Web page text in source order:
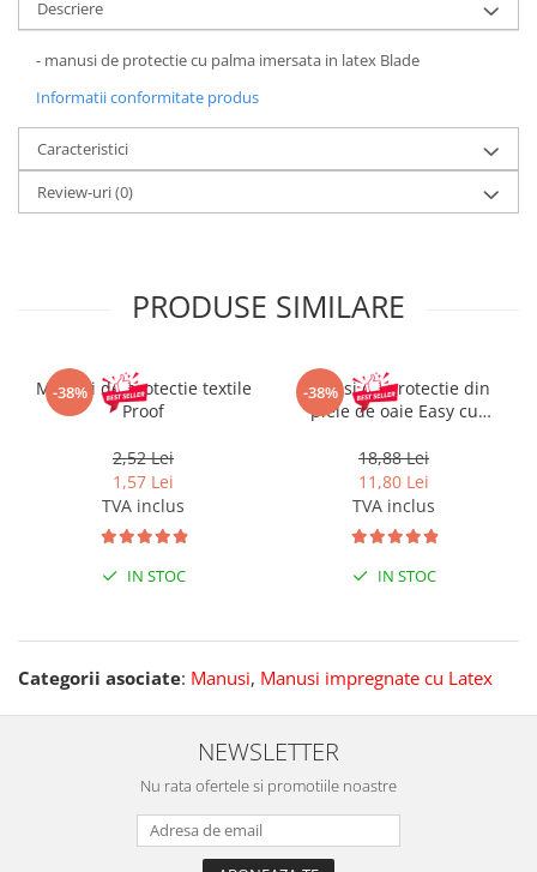
Sorturi
Pentru copii
Pantaloni de lucru cu pieptar
Veste de lucru
Pentru femei
Bluze pentru femei
Jachete / Bluze salopeta
Tricouri polo
Veste de lucru
Descriere
- manusi de protectie cu palma imersata in latex Blade
Informatii conformitate produs
Caracteristici
Review-uri(0)
PRODUSE SIMILARE
-38%
Manusi de protectie textile
Proof
2,52 Lei
1,57 Lei
TVA inclus
IN STOC
-38%
Manusi de protectie din
piele de oaie Easy cu
18,88 Lei
11,80 Lei
TVA inclus
IN STOC
Categorii asociate: Manusi, Manusi impregnate cu Latex
NEWSLETTER
Nu rata ofertele si promotiile noastre